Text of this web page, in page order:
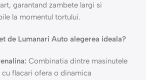
garantand zambete largi si
la momentul tortului.
de Lumanari Auto alegerea ideala?
Combinatia dintre masinutele
flacari ofera o dinamica